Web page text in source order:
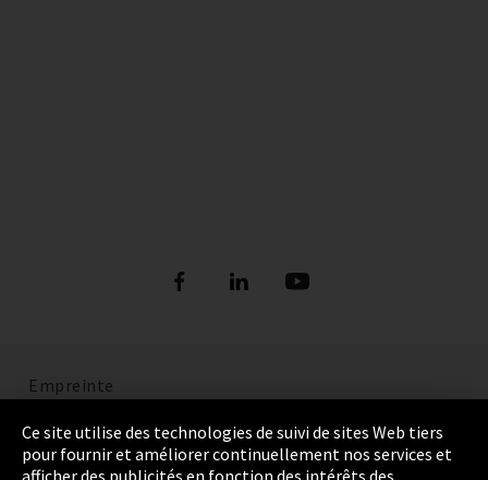
Empreinte
Politique de confidentialité
Cookie Settings
Ce site utilise des technologies de suivi de sites Web tiers
pour fournir et améliorer continuellement nos services et
afficher des publicités en fonction des intérêts des